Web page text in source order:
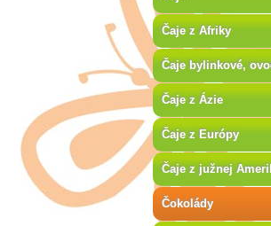
Čaje z Afriky
Čaje bylinkové,
Čaje z Ázie
Čaje z Európy
Čaje z južnej
Čokolády